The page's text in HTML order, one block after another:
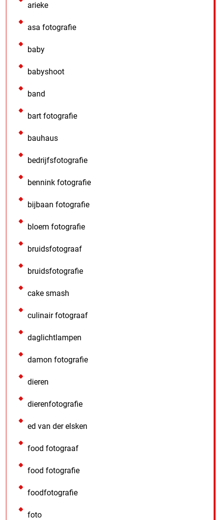
arieke
asa fotografie
baby
babyshoot
band
bart fotografie
bauhaus
bedrijfsfotografie
bennink fotografie
bijbaan fotografie
bloem fotografie
bruidsfotograaf
bruidsfotografie
cake smash
culinair fotograaf
daglichtlampen
damon fotografie
dieren
dierenfotografie
ed van der elsken
food fotograaf
food fotografie
foodfotografie
foto